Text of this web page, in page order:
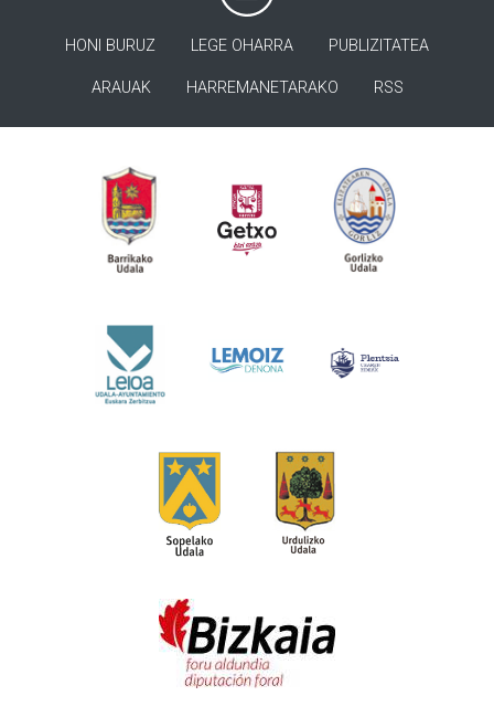
HONI BURUZ LEGE OHARRA PUBLIZITATEA
ARAUAK HARREMANETARAKO RSS